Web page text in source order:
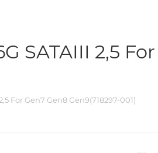
SATAIII 2,5
For Gen7 Gen8 Gen9(718297-001)